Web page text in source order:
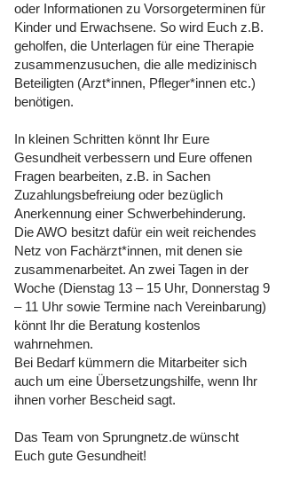
oder Informationen zu Vorsorgeterminen für
Kinder und Erwachsene. So wird Euch z.B.
geholfen, die Unterlagen für eine Therapie
zusammenzusuchen, die alle medizinisch
Beteiligten (Arzt*innen, Pfleger*innen etc.)
benötigen.
In kleinen Schritten könnt Ihr Eure
Gesundheit verbessern und Eure offenen
Fragen bearbeiten, z.B. in Sachen
Zuzahlungsbefreiung oder bezüglich
Anerkennung einer Schwerbehinderung.
Die AWO besitzt dafür ein weit reichendes
Netz von Fachärzt*innen, mit denen sie
zusammenarbeitet. An zwei Tagen in der
Woche (Dienstag 13 – 15 Uhr, Donnerstag 9
– 11 Uhr sowie Termine nach Vereinbarung)
könnt Ihr die Beratung kostenlos
wahrnehmen.
Bei Bedarf kümmern die Mitarbeiter sich
auch um eine Übersetzungshilfe, wenn Ihr
ihnen vorher Bescheid sagt.
Das Team von Sprungnetz.de wünscht
Euch gute Gesundheit!